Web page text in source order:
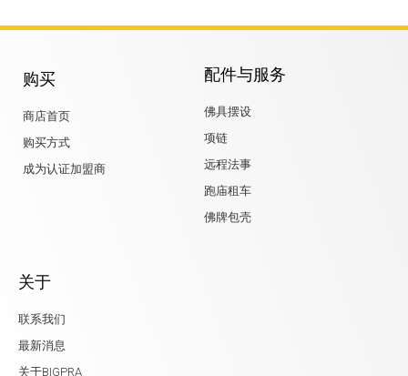
购买
商店首页
购买方式
成为认证加盟商
配件与服务
佛具摆设
项链
远程法事
跑庙租车
佛牌包壳
关于
联系我们
最新消息
关于BIGPRA